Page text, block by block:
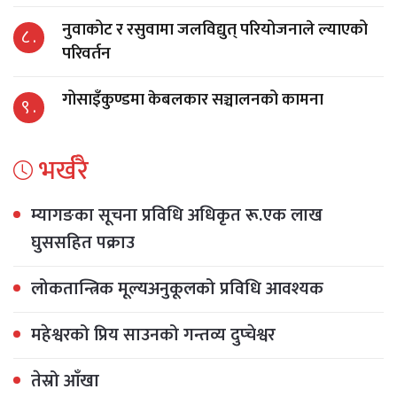
८ .
नुवाकोट र रसुवामा जलविद्युत् परियोजनाले ल्याएको
परिवर्तन
९ . गोसाइँकुण्डमा केबलकार सञ्चालनको कामना
भर्खरै
म्यागङका सूचना प्रविधि अधिकृत रू.एक लाख
घुससहित पक्राउ
लोकतान्त्रिक मूल्यअनुकूलको प्रविधि आवश्यक
महेश्वरको प्रिय साउनको गन्तव्य दुप्चेश्वर
तेस्रो आँखा